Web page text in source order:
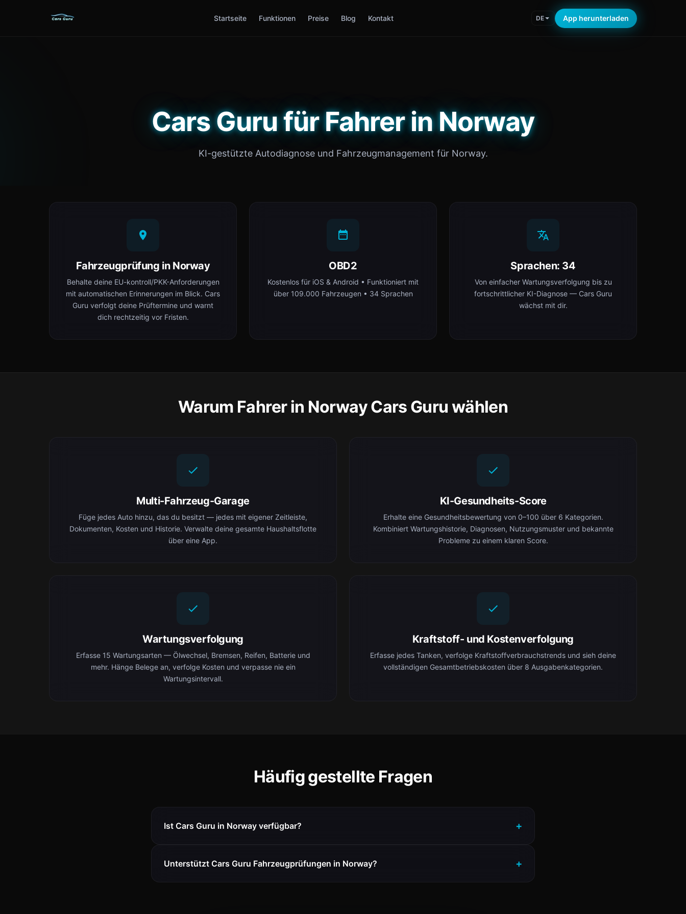
Startseite Funktionen Preise Blog Kontakt DE App herunterladen
Cars Guru für Fahrer in Norway
KI-gestützte Autodiagnose und Fahrzeugmanagement für Norway.
Fahrzeugprüfung in Norway
Behalte deine EU-kontroll/PKK-Anforderungen
mit automatischen Erinnerungen im Blick. Cars
Guru verfolgt deine Prüftermine und warnt
dich rechtzeitig vor Fristen.
OBD2
Kostenlos für iOS & Android • Funktioniert mit
über 109.000 Fahrzeugen • 34 Sprachen
Sprachen: 34
Von einfacher Wartungsverfolgung bis zu
fortschrittlicher KI-Diagnose — Cars Guru
wächst mit dir.
Warum Fahrer in Norway Cars Guru wählen
Multi-Fahrzeug-Garage
Füge jedes Auto hinzu, das du besitzt — jedes mit eigener Zeitleiste,
Dokumenten, Kosten und Historie. Verwalte deine gesamte Haushaltsflotte
über eine App.
KI-Gesundheits-Score
Erhalte eine Gesundheitsbewertung von 0–100 über 6 Kategorien.
Kombiniert Wartungshistorie, Diagnosen, Nutzungsmuster und bekannte
Probleme zu einem klaren Score.
Wartungsverfolgung
Erfasse 15 Wartungsarten — Ölwechsel, Bremsen, Reifen, Batterie und
mehr. Hänge Belege an, verfolge Kosten und verpasse nie ein
Wartungsintervall.
Kraftstoff- und Kostenverfolgung
Erfasse jedes Tanken, verfolge Kraftstoffverbrauchstrends und sieh deine
vollständigen Gesamtbetriebskosten über 8 Ausgabenkategorien.
Häufig gestellte Fragen
Ist Cars Guru in Norway verfügbar?
Unterstützt Cars Guru Fahrzeugprüfungen in Norway?